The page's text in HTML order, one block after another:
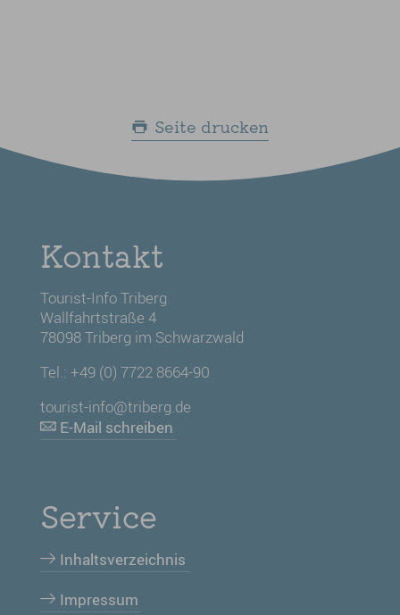
Seite drucken
Kontakt
Tourist-Info Triberg
Wallfahrtstraße 4
78098 Triberg im Schwarzwald
Tel.: +49 (0) 7722 8664-90
tourist-info@triberg.de
E-Mail schreiben
Service
Inhaltsverzeichnis
Impressum